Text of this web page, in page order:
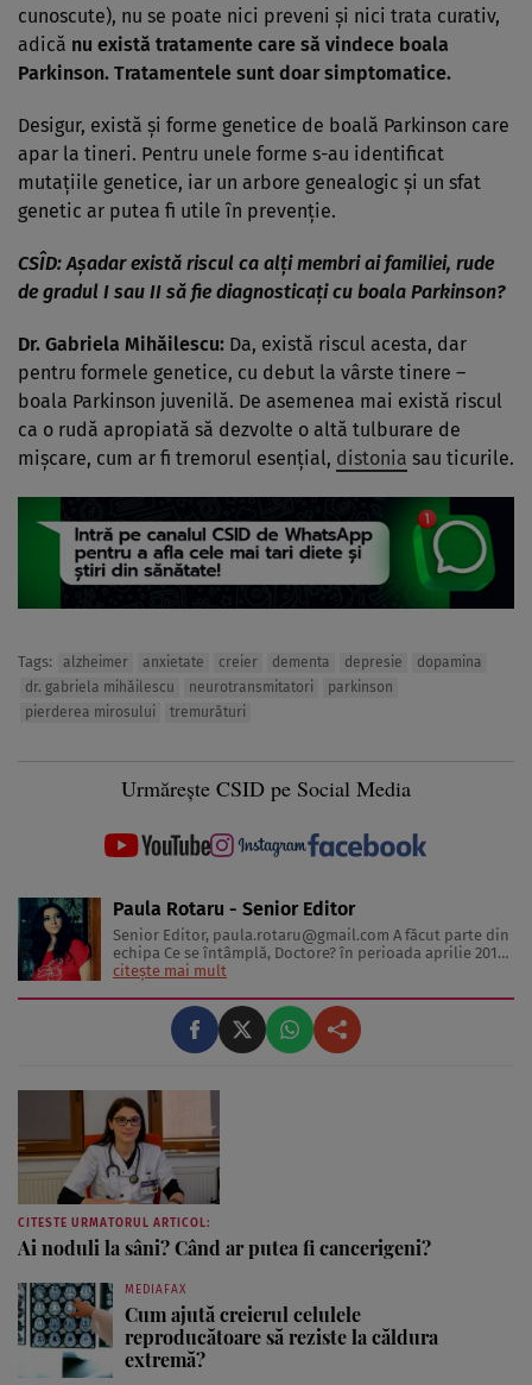
cunoscute), nu se poate nici preveni și nici trata curativ,
adică nu există tratamente care să vindece boala
Parkinson. Tratamentele sunt doar simptomatice.
Desigur, există și forme genetice de boală Parkinson care
apar la tineri. Pentru unele forme s-au identificat
mutațiile genetice, iar un arbore genealogic și un sfat
genetic ar putea fi utile în prevenție.
CSÎD: Așadar există riscul ca alți membri ai familiei, rude
de gradul I sau II să fie diagnosticați cu boala Parkinson?
Dr. Gabriela Mihăilescu: Da, există riscul acesta, dar
pentru formele genetice, cu debut la vârste tinere –
boala Parkinson juvenilă. De asemenea mai există riscul
ca o rudă apropiată să dezvolte o altă tulburare de
mișcare, cum ar fi tremorul esențial, distonia sau ticurile.
Tags: alzheimer anxietate creier dementa depresie
dopamina
dr. gabriela mihăilescu
neurotransmitatori
parkinson
pierderea mirosului
tremurături
Urmărește CSID pe Social Media
Paula Rotaru - Senior Editor
Senior Editor, paula.rotaru@gmail.com
echipa Ce se întâmplă, Doctore? în perioada aprilie 2013-
decembrie 2023. Articolele sale cuprind informații despre
și sănătatea emoțională. Colaborări: Viața ...
citește mai mult
CITESTE URMATORUL ARTICOL:
Ai noduli la sâni? Când ar putea fi cancerigeni?
MEDIAFAX
Cum ajută creierul celulele
reproducătoare să reziste la căldura
extremă?